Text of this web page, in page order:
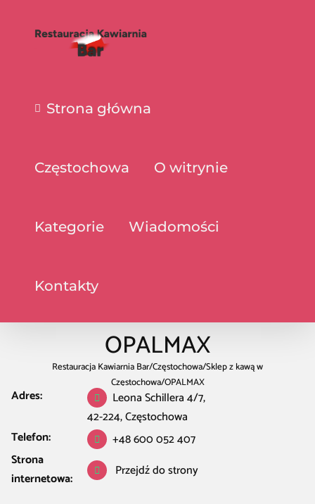
Strona główna
Częstochowa O witrynie
Kategorie Wiadomości
Kontakty
OPALMAX
Restauracja Kawiarnia Bar/Częstochowa/Sklep z kawą w
Częstochowa/OPALMAX
Adres:
Leona Schillera 4/7,
42-224, Częstochowa
Telefon:
+48 600 052 407
Strona
internetowa:
Przejdź do strony